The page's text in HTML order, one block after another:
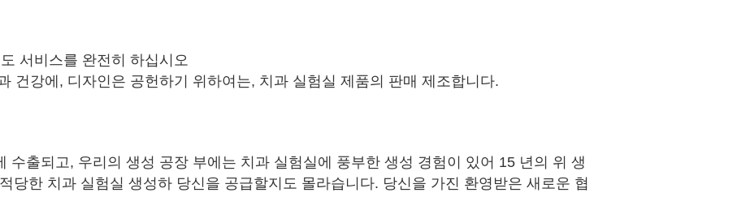
서비스를 완전히 하십시오
건강에, 디자인은 공헌하기 위하여는, 치과 실험실 제품의 판매 제조합니다.
수출되고, 우리의 생성 공장 부에는 치과 실험실에 풍부한 생성 경험이 있어 15 년의 위 생
당한 치과 실험실 생성하 당신을 공급할지도 몰라습니다. 당신을 가진 환영받은 새로운 협